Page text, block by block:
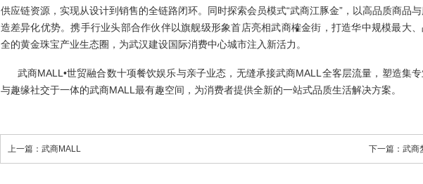
供应链资源，实现从设计到销售的全链路闭环。同时探索会员模式“武商江豚金”，以高品质商品
造差异化优势。携手行业头部合作伙伴以旗舰级形象首店亮相武商榷金街，打造华中规模最大
全的黄金珠宝产业生态圈，为武汉建设国际消费中心城市注入新活力。
武商MALL•世贸融合数十项餐饮娱乐与亲子业态，无缝承接武商MALL全客层流量，塑造集
与趣缘社交于一体的武商MALL最有趣空间，为消费者提供全新的一站式品质生活解决方案。
上一篇：武商MALL 下一篇：武商